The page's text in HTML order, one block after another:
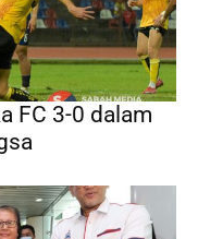
FC 3-0 dalam